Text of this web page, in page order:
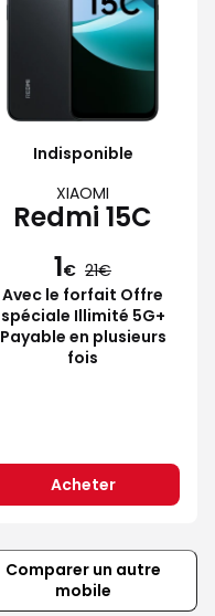
Indisponible
XIAOMI
Redmi 15C
1€ 21
Avec le forfait Offre
spéciale Illimité 5G+
Payable en plusieurs
fois
Acheter
Comparer un autre
mobile